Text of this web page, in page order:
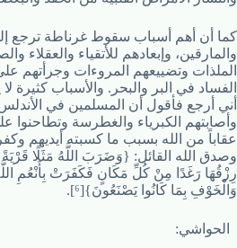
كما أن أهم أسباب سقوط غرناطة ترجع
والمارقين، وإبعادهم للأتقياء والعقلاء
الملذات وتضييعهم المروءات وجرأتهم
الفساد في البر والبحر. والأسباب كثيرة
أني أرجع فأقول أن المسلمين في
وأصابتهم الكبرياء والغطرسة وتطاحنوا
عقاباً من الله بسبب ما كسبته أيديهم
وصدق الله القائل: {وَضَرَبَ اللَّهُ مَثَلًا قَرْيَةً
رِزْقُهَا رَغَدًا مِنْ كُلِّ مَكَانٍ فَكَفَرَتْ بِأَنْعُمِ
وَالْخَوْفِ بِمَا كَانُوا يَصْنَعُونَ}[⁶].
الحواشي: